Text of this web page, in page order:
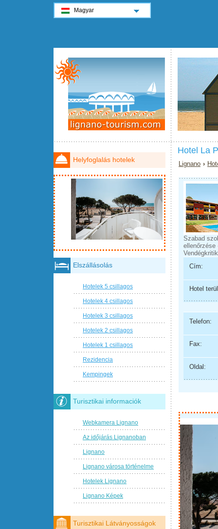
Hotel La
Lignano ›
Szabad
ellenőrzése
Cím:
Hotel
Telefon:
Fax:
Oldal:
Helyfoglalás hotelek
Elszállásolás
Hotelek 5 csillagos
Hotelek 4 csillagos
Hotelek 3 csillagos
Hotelek 2 csillagos
Hotelek 1 csillagos
Rezidencia
Kempingek
Turisztikai informaciók
Webkamera Lignano
Az időjárás Lignanoban
Lignano
Lignano városa történelme
Hotelek Lignano
Lignano Képek
Turisztikai Látványosságok
Magyar